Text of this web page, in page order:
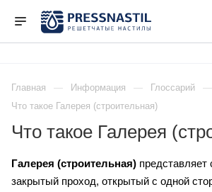
Главная Информация
Глоссарий
Что такое Галерея (строительная)
Что такое Галерея
Галерея (строительная)
закрытый проход, открытый с одной